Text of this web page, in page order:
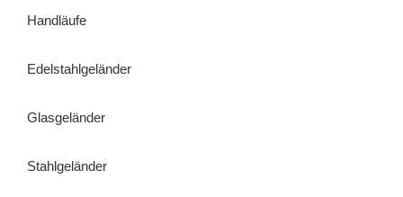
Handläufe
Edelstahlgeländer
Glasgeländer
Stahlgeländer